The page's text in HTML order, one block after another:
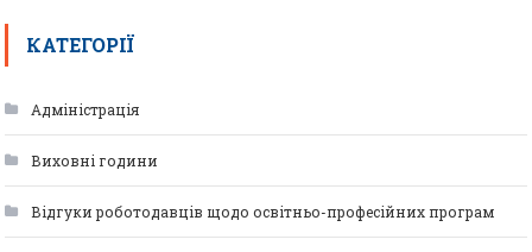
КАТЕГОРІЇ
Адміністрація
Виховні години
Відгуки роботодавців щодо освітньо-професійних програм